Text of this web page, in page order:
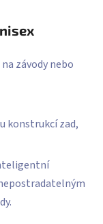
závody nebo
konstrukcí zad,